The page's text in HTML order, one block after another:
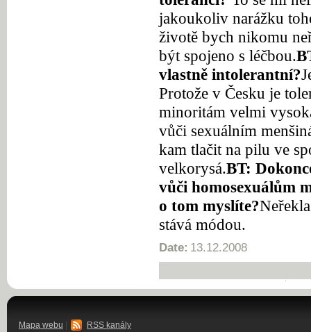
jakoukoliv narážku
životě bych nikomu
být spojeno s léčbou.
vlastně intolerantní?
Protože v Česku je
minoritám velmi
vůči sexuálním
kam tlačit na pilu ve
velkorysá.BT:
vůči homosexuálům
o tom myslíte?
stává módou.
Date: 13.12.2008
Mapa webu RSS kanály